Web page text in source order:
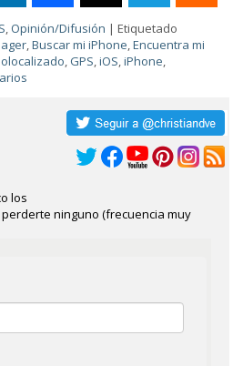
, Opinión/Difusión |Etiquetado
,Buscar mi iPhone,Encuentra mi
, GPS,iOS,iPhone,
los
ninguno (frecuencia muy